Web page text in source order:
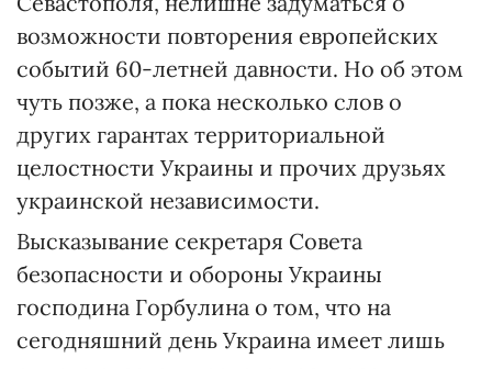
возможности повторения европейских
событий 60-летней давности. Но об этом
чуть позже, а пока несколько слов о
других гарантах территориальной
целостности Украины и прочих друзьях
украинской независимости.
Высказывание секретаря Совета
безопасности и обороны Украины
господина Горбулина о том, что на
сегодняшний день Украина имеет лишь